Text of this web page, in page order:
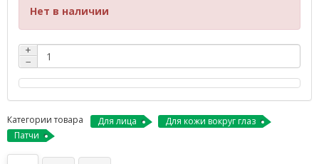
Нет в наличии
+
−
Категории товара Для лица
Для кожи вокруг глаз
Патчи